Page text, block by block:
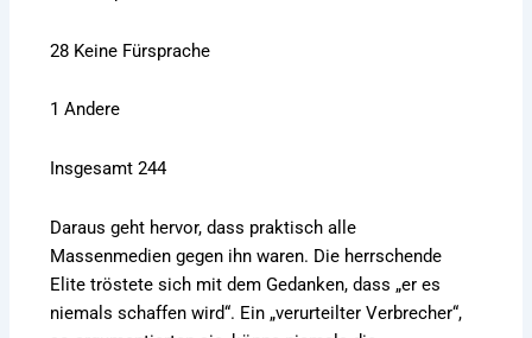
28 Keine Fürsprache
1 Andere
Insgesamt 244
Daraus geht hervor, dass praktisch alle
Massenmedien gegen ihn waren. Die herrschende
Elite tröstete sich mit dem Gedanken, dass „er es
niemals schaffen wird“. Ein „verurteilter Verbrecher“,